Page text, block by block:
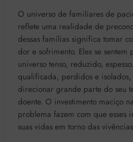
O universo de familiares de
reflete uma realidade de
dessas famílias significa tomar
dor e sofrimento. Eles se
universo tenso, reduzido,
qualificada, perdidos e
direcionar grande parte do seu
doente. O investimento maciço
problema fazem com que esses
suas vidas em torno das